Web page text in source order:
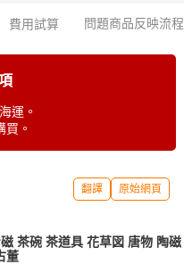
費用試算 問題商品反映流程
運。
。
翻譯 原始網頁
茶碗 茶道具 花草図 唐物 陶磁
董